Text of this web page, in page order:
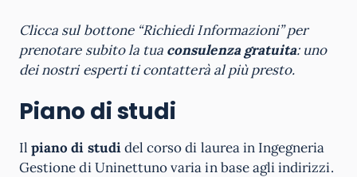
Clicca sul bottone “Richiedi Informazioni” per
prenotare subito la tua consulenza gratuita: uno
dei nostri esperti ti contatterà al più presto.
Piano di studi
Ilpiano di studidel corso di laurea in Ingegneria
Gestione di Uninettuno varia in base agli indirizzi.